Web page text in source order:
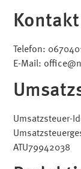
Kontakt
Telefon:
E-Mail:
Umsatzsteuer-
ATU79942038